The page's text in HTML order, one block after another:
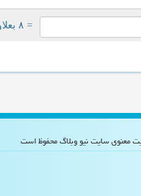
= ۸ بعلاوه ۲